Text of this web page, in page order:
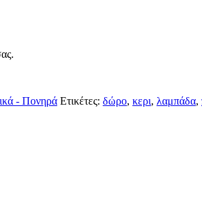
- Πονηρά Ετικέτες: δώρο, κερι, λαμπάδα,